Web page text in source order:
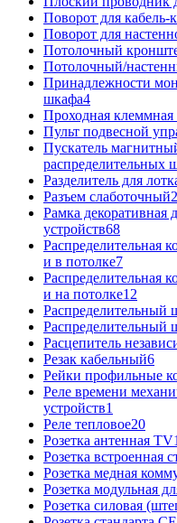
Поворот для кабель-
Поворот для
Потолочный
Потолочный/
Принадлежности
шкафа4
Проходная клеммная
Пульт подвесной
Пускатель
распределительных
Разделитель для
Разъем слаботочный2
Рамка декоративная
устройств68
Распределительная
и в потолке7
Распределительная
и на потолке12
Распределительный
Распределительный
Расцепитель
Резак кабельный6
Рейки профильные
Реле времени
устройств1
Реле тепловое20
Розетка антенная TV
Розетка встроенная
Розетка медная
Розетка модульная
Розетка силовая